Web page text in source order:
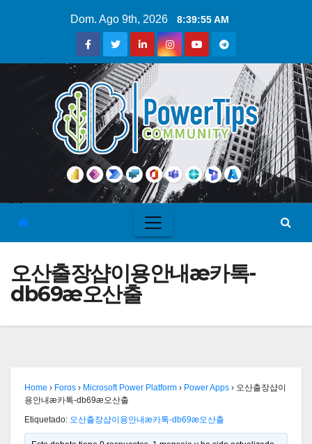
Dom. Ago 9th, 2026 8:39:56 AM
오산출장샵이용안내æ카톡-
db69æ오산출
Home › Foros › Microsoft Power Platform › Power Apps › 오산출장샵이
용안내æ카톡-db69æ오산출
Etiquetado: 오산출장샵이용안내æ카톡-db69æ오산출